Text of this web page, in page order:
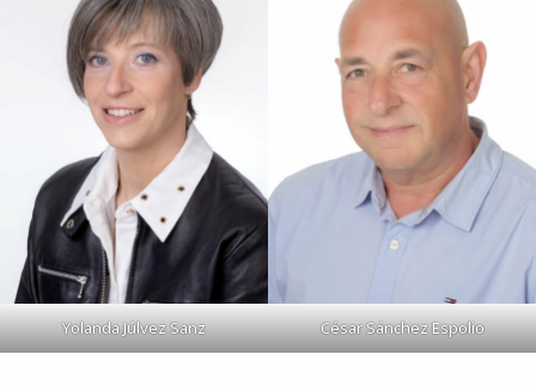
Yolanda Júlvez Sanz César Sánchez Espolio